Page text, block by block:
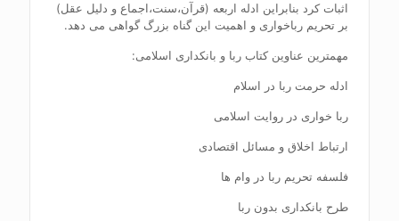
اثبات کرد بنابراین ادله اربعه (قرآن،سنت،اجماع و دلیل عقل)
بر تحریم رباخواری و اهمیت این گناه بزرگ گواهی می دهد.
مهمترین عناوین کتاب ربا و بانکداری اسلامی:
ادله حرمت ربا در اسلام
ربا خواری در روایت اسلامی
ارتباط اخلاق و مسائل اقتصادی
فلسفه تحریم ربا در وام ها
طرح بانکداری بدون ربا